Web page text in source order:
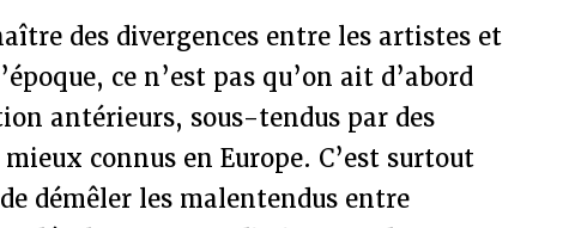
des divergences entre les artistes et
ce n’est pas qu’on ait d’abord
antérieurs, sous-tendus par des
connus en Europe. C’est surtout
démêler les malentendus entre